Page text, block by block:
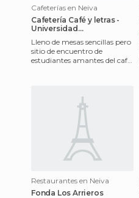
Cafeterías en Neiva
Cafetería Café y letras -
Universidad
Lleno de mesas sencillas pero
sitio de encuentro de
estudiantes amantes del café
Restaurantes en Neiva
Fonda Los Arrieros